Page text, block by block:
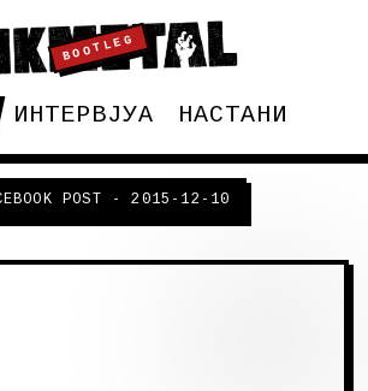
BOOTLEG
ИНТЕРВЈУА НАСТАНИ
POST - 2015-12-10